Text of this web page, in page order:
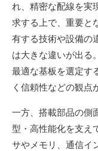
れ、精密な配線を実
求する上で、重要と
有する技術や設備の
は大きな違いが出る
最適な基板を選定す
く信頼性などの観点
一方、搭載部品の側
型・高性能化を支え
サやメモリ、通信イ